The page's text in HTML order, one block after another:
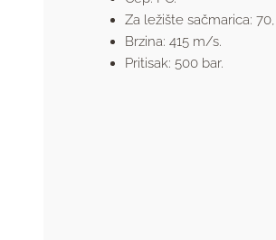
Za ležište sačmarica:
Brzina: 415 m/s.
Pritisak: 500 bar.